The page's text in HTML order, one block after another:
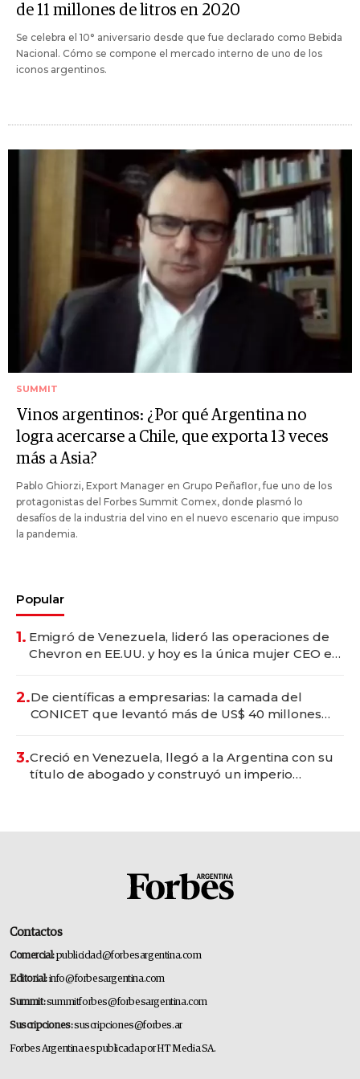
de 11 millones de litros en 2020
Se celebra el 10° aniversario desde que fue declarado como Bebida
Nacional. Cómo se compone el mercado interno de uno de los
iconos argentinos.
SUMMIT
Vinos argentinos: ¿Por qué Argentina no
logra acercarse a Chile, que exporta 13 veces
más a Asia?
Pablo Ghiorzi, Export Manager en Grupo Peñaflor, fue uno de los
protagonistas del Forbes Summit Comex, donde plasmó lo
desafíos de la industria del vino en el nuevo escenario que impuso
la pandemia.
Popular
1. Emigró de Venezuela, lideró las operaciones de
Chevron en EE.UU. y hoy es la única mujer CEO en
2.De científicas a empresarias: la camada del
CONICET que levantó más de US$ 40 millones
3.Creció en Venezuela, llegó a la Argentina con su
título de abogado y construyó un imperio
Contactos
Comercial:publicidad@forbesargentina.com
Editorial:info@forbesargentina.com
Summit:summitforbes@forbesargentina.com
Suscripciones:suscripciones@forbes.ar
Forbes Argentina es publicada por HT Media SA.